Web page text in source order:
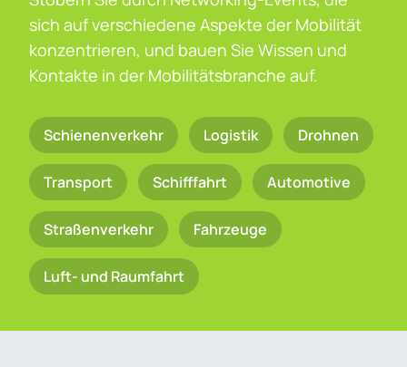
sich auf verschiedene Aspekte der Mobilität
konzentrieren, und bauen Sie Wissen und
Kontakte in der Mobilitätsbranche auf.
Schienenverkehr Logistik Drohnen
Transport Schifffahrt Automotive
Straßenverkehr Fahrzeuge
Luft- und Raumfahrt